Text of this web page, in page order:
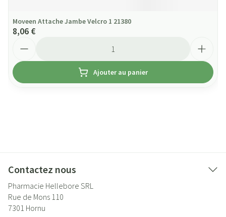
Moveen Attache Jambe Velcro 1 21380
8,06 €
Ajouter au panier
Contactez nous
Pharmacie Hellebore SRL
Rue de Mons 110
7301 Hornu